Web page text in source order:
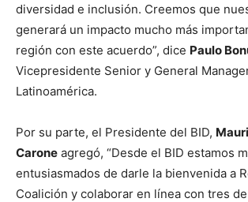
diversidad e inclusión. Creemos que
generará un impacto mucho más
región con este acuerdo”, dice Paulo
Vicepresidente Senior y General
Latinoamérica.
Por su parte, el Presidente del BID,
Carone agregó, “Desde el BID estamos
entusiasmados de darle la bienvenida a
Coalición y colaborar en línea con tres